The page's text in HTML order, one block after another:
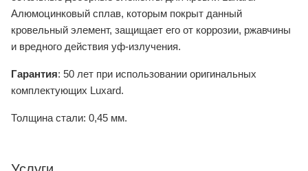
Алюмоцинковый сплав, которым покрыт данный
кровельный элемент, защищает его от коррозии, ржавчины
и вредного действия уф-излучения.
Гарантия: 50 лет при использовании оригинальных
комплектующих Luxard.
Толщина стали: 0,45 мм.